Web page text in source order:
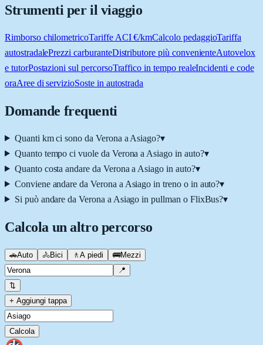
Strumenti per il viaggio
Rimborso chilometricoTariffe ACI €/kmCalcolo pedaggioTariffa
autostradalePrezzi carburanteDistributore più convenienteAutovelox
e tutorPostazioni sul percorsoTraffico in tempo realeIncidenti e code
oraAree di servizioSoste in autostrada
Domande frequenti
Quanti km ci sono da Verona a Asiago?▾
Quanto tempo ci vuole da Verona a Asiago in auto?▾
Quanto costa andare da Verona a Asiago in auto?▾
Conviene andare da Verona a Asiago in treno o in auto?▾
Si può andare da Verona a Asiago in pullman o FlixBus?▾
Calcola un altro percorso
🚗Auto 🚴Bici 🚶 A piedi 🚌Mezzi
📍
⇅
+ Aggiungi tappa
Calcola